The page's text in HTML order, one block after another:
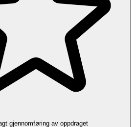
gjennomføring av oppdraget